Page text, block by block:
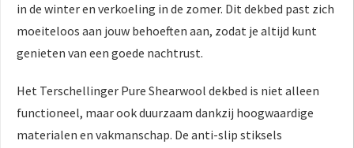
in de winter en verkoeling in de zomer. Dit dekbed past zich
moeiteloos aan jouw behoeften aan, zodat je altijd kunt
genieten van een goede nachtrust.
Het Terschellinger Pure Shearwool dekbed is niet alleen
functioneel, maar ook duurzaam dankzij hoogwaardige
materialen en vakmanschap. De anti-slip stiksels